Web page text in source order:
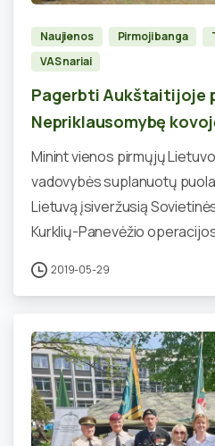
Naujienos Pirmoji banga
VAS nariai
Pagerbti Aukštaitijoje
Nepriklausomybę
Minint vienos pirmųjų
vadovybės suplanuotų
Lietuvą įsiveržusią
Kurklių-Panevėžio
2019-05-29